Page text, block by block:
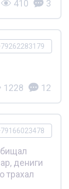
410 3
1228 12
дениги
трахал